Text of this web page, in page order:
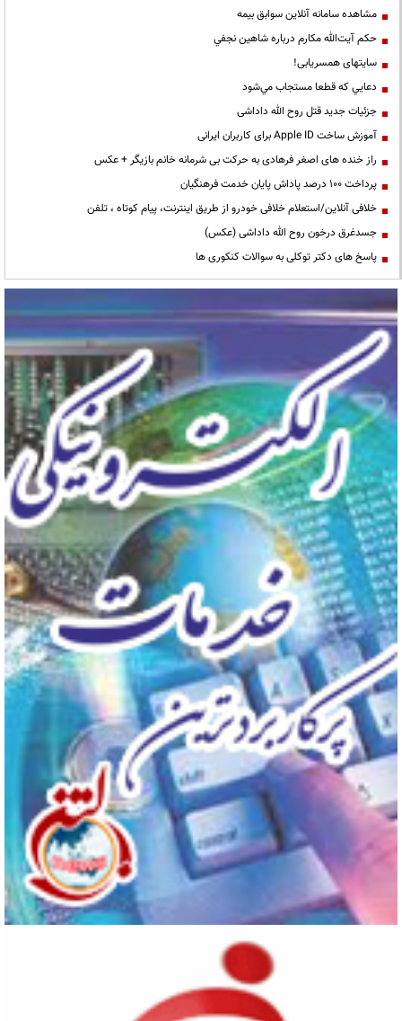
مشاهده سامانه آنلاين سوابق بیمه
حكم آيت‌الله مكارم درباره شاهين نجفي
سایتهای همسریابی!
دعايي كه قطعا مستجاب مي‌شود
جزئیات جدید قتل روح الله داداشی
آموزش ساخت Apple ID برای کاربران ایرانی
راز خنده های اصغر فرهادی به حرکت بی شرمانه خانم بازیگر + عکس
پرداخت ۱۰۰ درصد پاداش پایان خدمت فرهنگیان
خلافی آنلاین/استعلام خلافی خودرو از طریق اینترنت، پیام کوتاه ، تلفن
جسدغرق درخون روح الله داداشی (عکس)
پاسخ های دکتر توکلی به سوالات کنکوری ها